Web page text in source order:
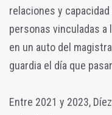
relaciones y
personas vinculadas
en un auto del
guardia el día que
Entre 2021 y 2023,